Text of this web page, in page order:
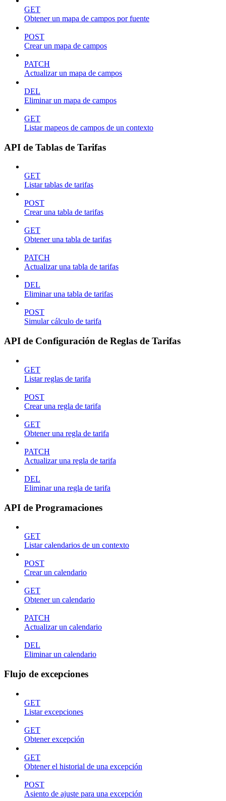
GET
Obtener un mapa de campos por fuente
POST
Crear un mapa de campos
PATCH
Actualizar un mapa de campos
DEL
Eliminar un mapa de campos
GET
Listar mapeos de campos de un contexto
API de Tablas de Tarifas
GET
Listar tablas de tarifas
POST
Crear una tabla de tarifas
GET
Obtener una tabla de tarifas
PATCH
Actualizar una tabla de tarifas
DEL
Eliminar una tabla de tarifas
POST
Simular cálculo de tarifa
API de Configuración de Reglas de Tarifas
GET
Listar reglas de tarifa
POST
Crear una regla de tarifa
GET
Obtener una regla de tarifa
PATCH
Actualizar una regla de tarifa
DEL
Eliminar una regla de tarifa
API de Programaciones
GET
Listar calendarios de un contexto
POST
Crear un calendario
GET
Obtener un calendario
PATCH
Actualizar un calendario
DEL
Eliminar un calendario
Flujo de excepciones
GET
Listar excepciones
GET
Obtener excepción
GET
Obtener el historial de una excepción
POST
Asiento de ajuste para una excepción